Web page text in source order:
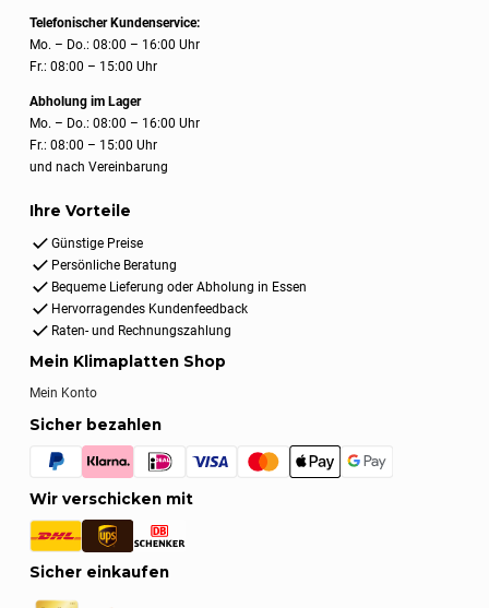
Telefonischer Kundenservice:
Mo. – Do.: 08:00 – 16:00 Uhr
Fr.: 08:00 – 15:00 Uhr
Abholung im Lager
Mo. – Do.: 08:00 – 16:00 Uhr
Fr.: 08:00 – 15:00 Uhr
und nach Vereinbarung
Ihre Vorteile
Günstige Preise
Persönliche Beratung
Bequeme Lieferung oder Abholung in Essen
Hervorragendes Kundenfeedback
Raten- und Rechnungszahlung
Mein Klimaplatten Shop
Mein Konto
Sicher bezahlen
Wir verschicken mit
Sicher einkaufen